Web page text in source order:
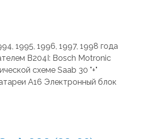
1995, 1996, 1997, 1998 года
B204I: Bosch Motronic
схеме Saab 30 "+"
A16 Электронный блок